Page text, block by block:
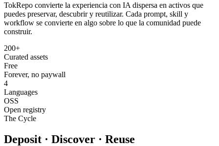
TokRepo convierte la experiencia con IA dispersa en activos que
puedes preservar, descubrir y reutilizar. Cada prompt, skill y
workflow se convierte en algo sobre lo que la comunidad puede
construir.
200+
Curated assets
Free
Forever, no paywall
4
Languages
OSS
Open registry
The Cycle
Deposit · Discover · Reuse